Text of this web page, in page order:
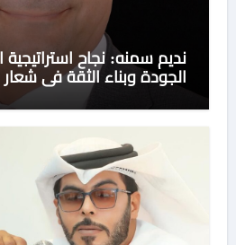
نديم سمنه: نجاح استراتيجية
الجودة وبناء الثقة في